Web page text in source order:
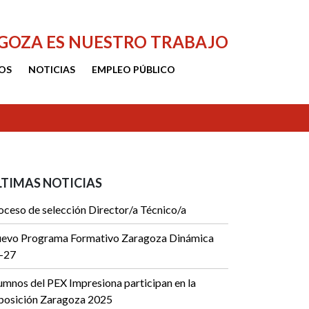
ES NUESTRO TRABAJO
NOTICIAS EMPLEO PÚBLICO
NOTICIAS
de selección Director/a Técnico/a
Programa Formativo Zaragoza Dinámica
27
del PEX Impresiona participan en la
Zaragoza 2025